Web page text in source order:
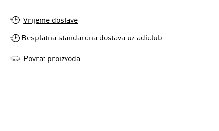
Vrijeme dostave
Besplatna standardna dostava uz adiclub
Povrat proizvoda